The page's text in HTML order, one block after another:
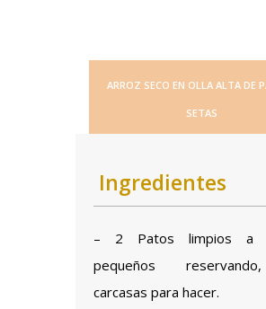
ARROZ SECO EN OLLA ALTA DE
SETAS
Ingredientes
– 2 Patos limpios a
pequeños
carcasas para hacer.